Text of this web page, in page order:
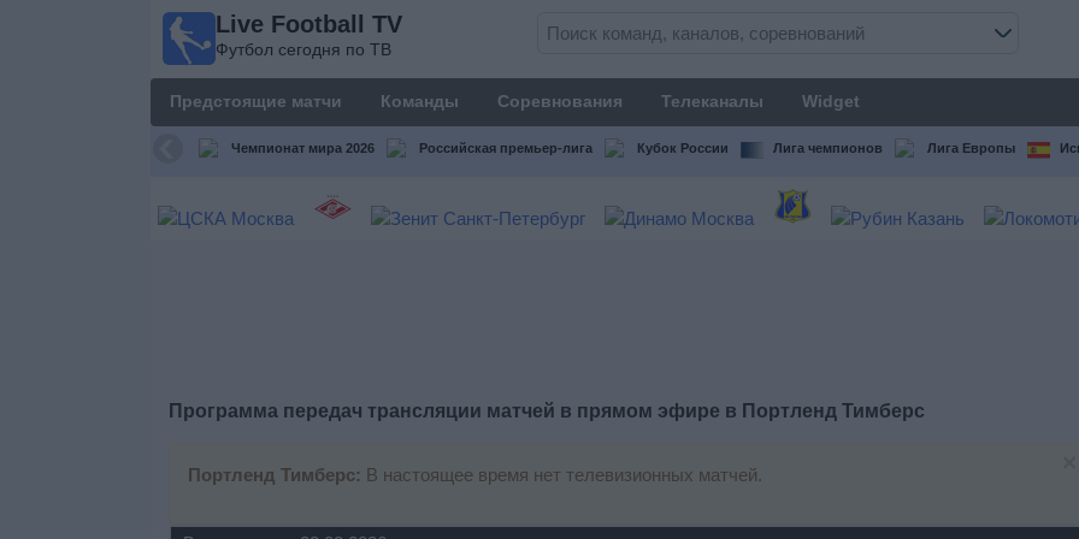
Live Football TV
Футбол сегодня по ТВ
Предстоящие матчи Команды Соревнования Телеканалы Widget
Чемпионат мира 2026 Российская премьер-лига Кубок России Лига чемпионов Лига Европы
Программа передач трансляции матчей в прямом эфире в Портленд Тимберс
Портленд Тимберс: В настоящее время нет телевизионных матчей.